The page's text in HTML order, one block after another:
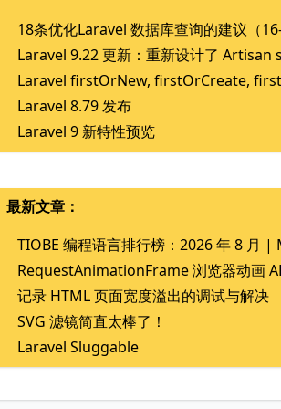
18条优化Laravel 数据库查询的建议（16-
Laravel 9.22 更新：重新设计了 Artisan
Laravel firstOrNew, firstOrCreate,
Laravel 8.79 发布
Laravel 9 新特性预览
最新文章：
TIOBE 编程语言排行榜：2026 年 8 月 |
RequestAnimationFrame 浏览器动画
记录 HTML 页面宽度溢出的调试与解决
SVG 滤镜简直太棒了！
Laravel Sluggable